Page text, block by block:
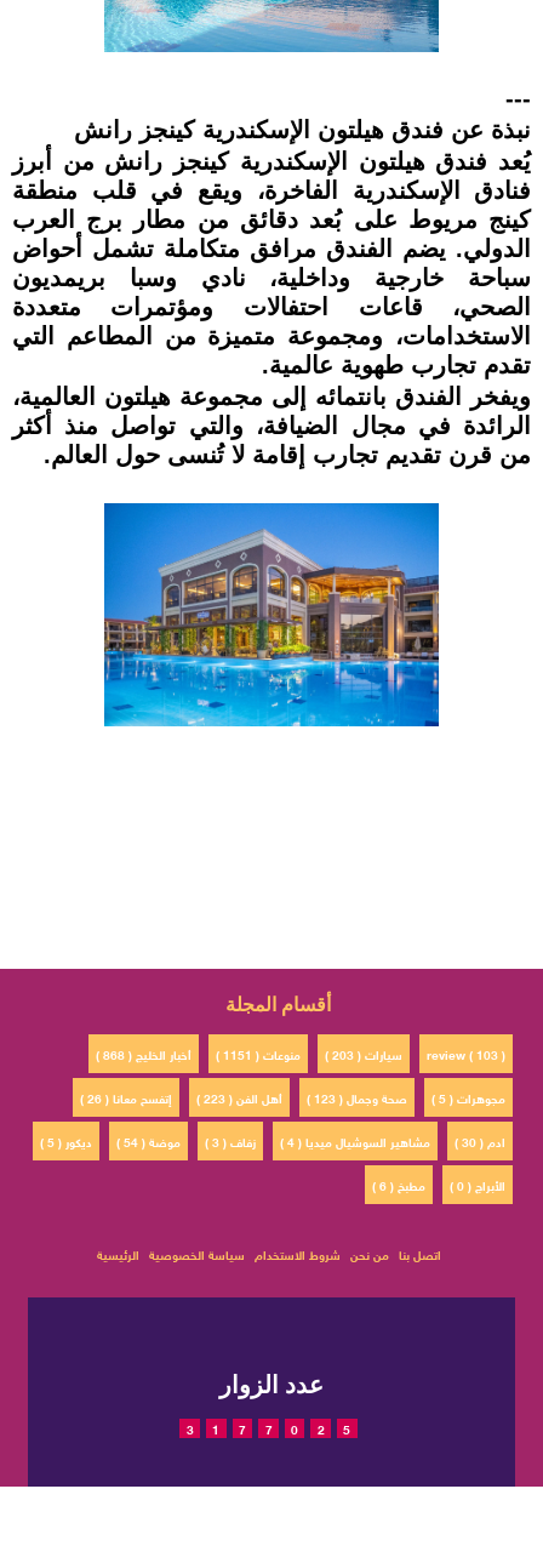
---
نبذة عن فندق هيلتون الإسكندرية كينجز رانش
يُعد فندق هيلتون الإسكندرية كينجز رانش من أبرز
فنادق الإسكندرية الفاخرة، ويقع في قلب منطقة
كينج مريوط على بُعد دقائق من مطار برج العرب
الدولي. يضم الفندق مرافق متكاملة تشمل أحواض
سباحة خارجية وداخلية، نادي وسبا بريمديون
الصحي، قاعات احتفالات ومؤتمرات متعددة
الاستخدامات، ومجموعة متميزة من المطاعم التي
تقدم تجارب طهوية عالمية.
ويفخر الفندق بانتمائه إلى مجموعة هيلتون العالمية،
الرائدة في مجال الضيافة، والتي تواصل منذ أكثر
من قرن تقديم تجارب إقامة لا تُنسى حول العالم.
أقسام المجلة
أخبار الخليج ( 868 ) منوعات ( 1151 ) سيارات ( 203 )
review ( 103 )
إتفسح معانا ( 26 )
أهل الفن ( 223 ) صحة وجمال ( 123 )
مجوهرات ( 5 )
ديكور ( 5 )
موضة ( 54 ) زفاف ( 3 ) مشاهير السوشيال ميديا ( 4 )
ادم ( 30 )
مطبخ ( 6 )
الأبراج ( 0 )
الرئيسية سياسة الخصوصية شروط الاستخدام من نحن اتصل بنا
عدد الزوار
3 1 7 7 0 2 5